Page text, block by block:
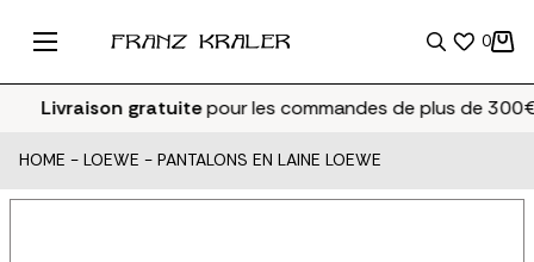
0
Livraison gratuitepour les commandes de plus de 300€
HOME - LOEWE - PANTALONS EN LAINE LOEWE